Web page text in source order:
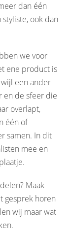
dan één
ook dan
we voor
ene product is
een ander
en de sfeer die
overlapt,
één of
samen. In dit
mee en
Maak
gesprek horen
wij maar wat